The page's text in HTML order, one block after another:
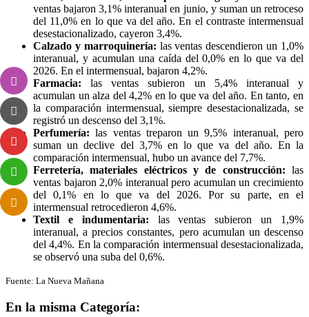
ventas bajaron 3,1% interanual en junio, y suman un retroceso
del 11,0% en lo que va del año. En el contraste intermensual
desestacionalizado, cayeron 3,4%.
Calzado y marroquinería: las ventas descendieron un 1,0%
interanual, y acumulan una caída del 0,0% en lo que va del
2026. En el intermensual, bajaron 4,2%.
Farmacia: las ventas subieron un 5,4% interanual y
acumulan un alza del 4,2% en lo que va del año. En tanto, en
la comparación intermensual, siempre desestacionalizada, se
registró un descenso del 3,1%.
Perfumería: las ventas treparon un 9,5% interanual, pero
suman un declive del 3,7% en lo que va del año. En la
comparación intermensual, hubo un avance del 7,7%.
Ferretería, materiales eléctricos y de construcción: las
ventas bajaron 2,0% interanual pero acumulan un crecimiento
del 0,1% en lo que va del 2026. Por su parte, en el
intermensual retrocedieron 4,6%.
Textil e indumentaria: las ventas subieron un 1,9%
interanual, a precios constantes, pero acumulan un descenso
del 4,4%. En la comparación intermensual desestacionalizada,
se observó una suba del 0,6%.
Fuente: La Nueva Mañana
En la misma Categoría: